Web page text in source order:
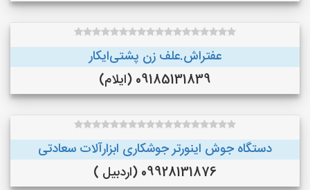
عفتراش.علف زن پشتی‌ایکار
09185131839 (ایلام)
دستگاه جوش اینورتر جوشکاری ابزارآلات سعادتی
09928131876 (اردبیل )